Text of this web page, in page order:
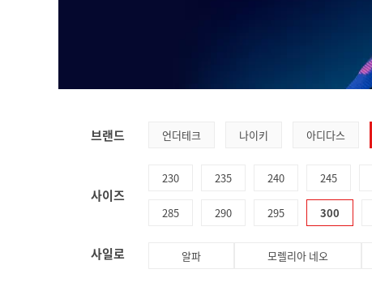
브랜드 언더테크 나이키 아디다스
사이즈
230 235 240 245
285 290 295 300
사일로 알파 모렐리아 네오